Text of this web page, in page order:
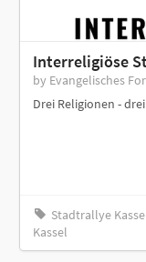
Interreligiöse
by Evangelisches
Drei Religionen -
Stadtrallye
Kassel